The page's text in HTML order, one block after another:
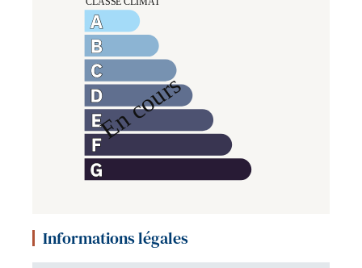
Informations légales